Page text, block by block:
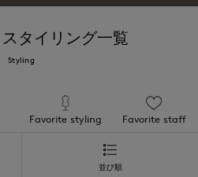
スタイリング一覧
Styling
Favorite styling Favorite staff
並び順